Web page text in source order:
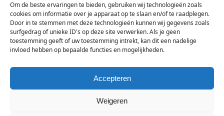
Om de beste ervaringen te bieden, gebruiken wij technologieën zoals
cookies om informatie over je apparaat op te slaan en/of te raadplegen.
Door in te stemmen met deze technologieën kunnen wij gegevens zoals
surfgedrag of unieke ID's op deze site verwerken. Als je geen
toestemming geeft of uw toestemming intrekt, kan dit een nadelige
invloed hebben op bepaalde functies en mogelijkheden.
Accepteren
Weigeren
Vul
hier
je
e-
mailadres
in
Sign Up